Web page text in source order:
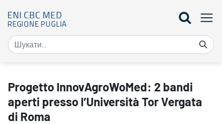
ENI CBC MED
REGIONE PUGLIA
Progetto InnovAgroWoMed: 2 bandi
aperti presso l’Università Tor Vergata
di Roma